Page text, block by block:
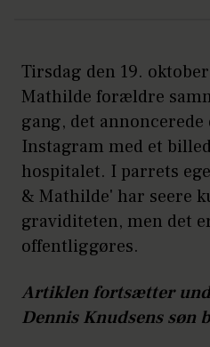
Tirsdag den 19.
Mathilde forældre
gang, det annoncerede
Instagram med et
hospitalet. I parrets
& Mathilde' har seere
graviditeten, men det
offentliggøres.
Artiklen fortsætter
Dennis Knudsens søn